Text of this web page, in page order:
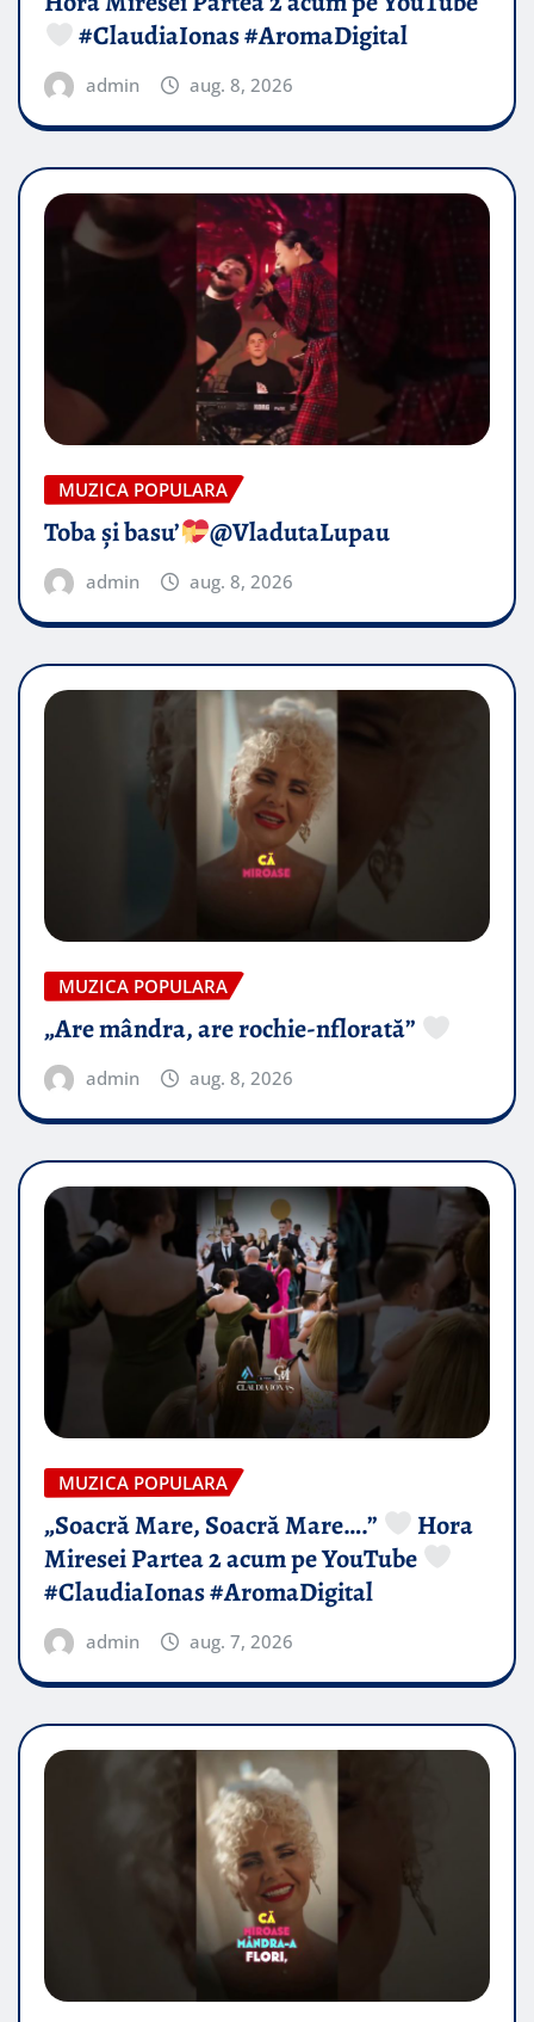
#ClaudiaIonas #AromaDigital
admin aug. 8, 2026
MUZICA POPULARA
Toba și basu’ @VladutaLupau
admin aug. 8, 2026
MUZICA POPULARA
„Are mândra, are rochie-nflorată”
admin aug. 8, 2026
MUZICA POPULARA
„Soacră Mare, Soacră Mare….”
Hora
Miresei Partea 2 acum pe YouTube
#ClaudiaIonas #AromaDigital
admin aug. 7, 2026